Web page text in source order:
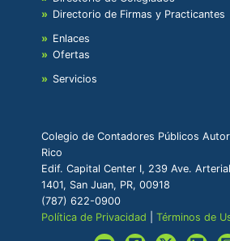
Directorio de Firmas y Practicantes
Enlaces
Ofertas
Servicios
Colegio de Contadores Públicos
Rico
Edif. Capital Center I, 239 Ave.
1401, San Juan, PR, 00918
(787) 622-0900
Política de Privacidad |Términos de